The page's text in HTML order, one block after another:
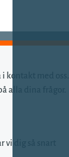
kontakt med oss.
alla dina frågor.
dig så snart